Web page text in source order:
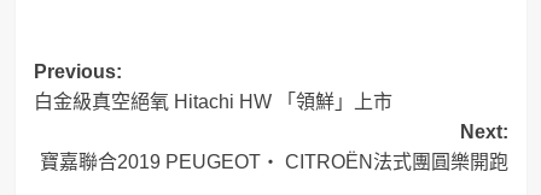
Post
navigation
Previous:
白金級真空絕氧 Hitachi HW 「領鮮」上市
Next:
寶嘉聯合2019 PEUGEOT・ CITROËN法式團圓樂開跑